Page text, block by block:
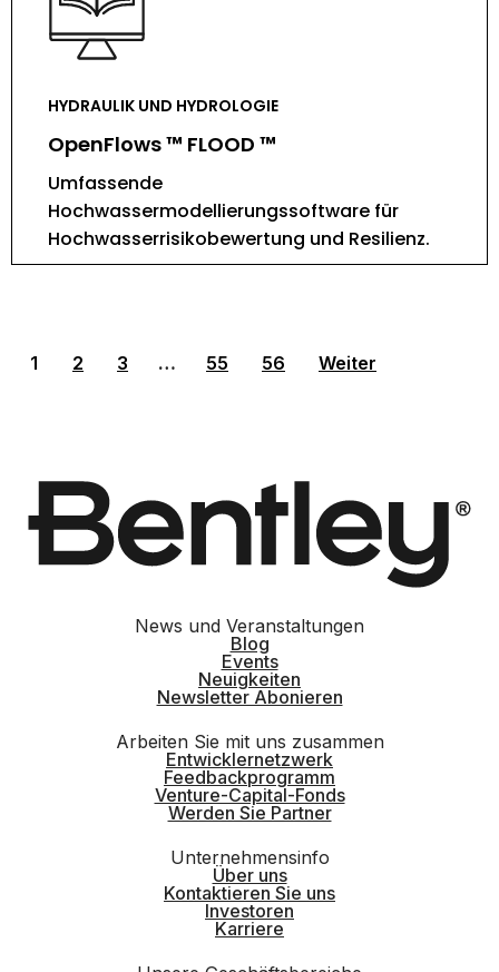
HYDRAULIK UND HYDROLOGIE
OpenFlows ™ FLOOD ™
Umfassende
Hochwassermodellierungssoftware für
Hochwasserrisikobewertung und Resilienz.
1 2 3 … 55 56 Weiter
News und Veranstaltungen
Blog
Events
Neuigkeiten
Newsletter Abonieren
Arbeiten Sie mit uns zusammen
Entwicklernetzwerk
Feedbackprogramm
Venture-Capital-Fonds
Werden Sie Partner
Unternehmensinfo
Über uns
Kontaktieren Sie uns
Investoren
Karriere